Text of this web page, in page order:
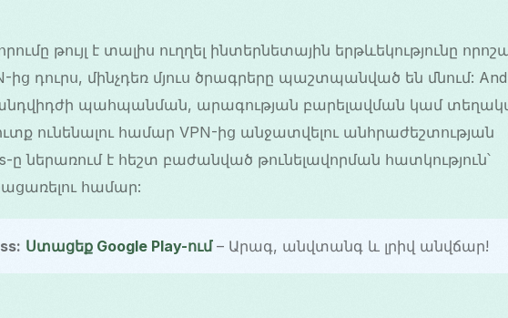
թույլ է տալիս ուղղել ինտերնետային երթևեկությունը
դուրս, մինչդեռ մյուս ծրագրերը պաշտպանված են մնում:
պահպանման, արագության բարելավման կամ
ունենալու համար VPN-ից անջատվելու անհրաժեշտության
ը ներառում է հեշտ բաժանված թունելավորման հատկություն՝
համար:
Ստացեք Google Play-ում– Արագ, անվտանգ և լրիվ անվճար!